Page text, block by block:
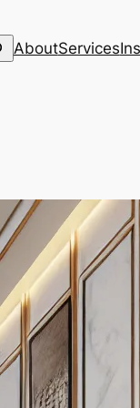
AboutServices